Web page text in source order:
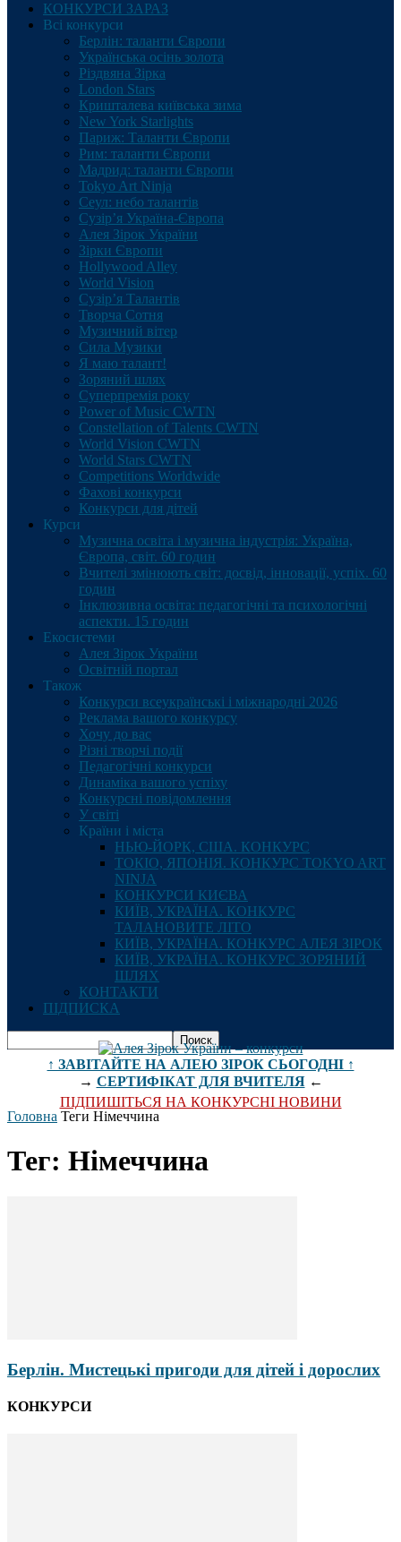
КОНКУРСИ ЗАРАЗ
Всі конкурси
Берлін: таланти Європи
Українська осінь золота
Різдвяна Зірка
London Stars
Кришталева київська зима
New York Starlights
Париж: Таланти Європи
Рим: таланти Європи
Мадрид: таланти Європи
Tokyo Art Ninja
Сеул: небо талантів
Сузір’я Україна-Європа
Алея Зірок України
Зірки Європи
Hollywood Alley
World Vision
Сузір’я Талантів
Творча Сотня
Музичний вітер
Сила Музики
Я маю талант!
Зоряний шлях
Суперпремія року
Power of Music CWTN
Constellation of Talents CWTN
World Vision CWTN
World Stars CWTN
Competitions Worldwide
Фахові конкурси
Конкурси для дітей
Курси
Музична освіта і музична індустрія: Україна,
Європа, світ. 60 годин
Вчителі змінюють світ: досвід, інновації, успіх. 60
годин
Інклюзивна освіта: педагогічні та психологічні
аспекти. 15 годин
Екосистеми
Алея Зірок України
Освітній портал
Також
Конкурси всеукраїнські і міжнародні 2026
Реклама вашого конкурсу
Хочу до вас
Різні творчі події
Педагогічні конкурси
Динаміка вашого успіху
Конкурсні повідомлення
У світі
Країни і міста
НЬЮ-ЙОРК, США. КОНКУРС
ТОКІО, ЯПОНІЯ. КОНКУРС TOKYO ART
NINJA
КОНКУРСИ КИЄВА
КИЇВ, УКРАЇНА. КОНКУРС
ТАЛАНОВИТЕ ЛІТО
КИЇВ, УКРАЇНА. КОНКУРС АЛЕЯ ЗІРОК
КИЇВ, УКРАЇНА. КОНКУРС ЗОРЯНИЙ
ШЛЯХ
КОНТАКТИ
ПІДПИСКА
↑ ЗАВІТАЙТЕ НА АЛЕЮ ЗІРОК СЬОГОДНІ ↑
→ СЕРТИФІКАТ ДЛЯ ВЧИТЕЛЯ←
ПІДПИШІТЬСЯ НА КОНКУРСНІ НОВИНИ
Головна Теги Німеччина
Тег: Німеччина
Берлін. Мистецькі пригоди для дітей і дорослих
КОНКУРСИ